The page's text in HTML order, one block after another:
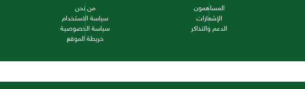
المساهمون
الإشعارات
الدعم والتذاكر
من نحن
سياسة الاستخدام
سياسة الخصوصية
خريطة الموقع